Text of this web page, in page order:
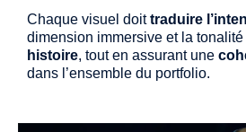
Chaque visuel doittraduire
dimension immersive et la tonalité
histoire, tout en assurant une
dans l’ensemble du portfolio.